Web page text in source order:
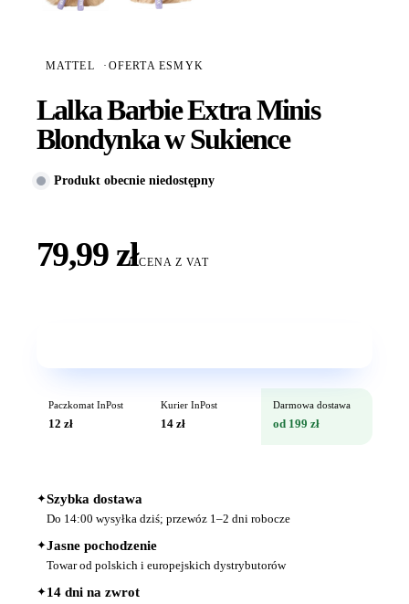
MATTEL · OFERTA ESMYK
Lalka Barbie Extra Minis
Blondynka w Sukience
Produkt obecnie niedostępny
79,99 złCENA Z VAT
Paczkomat InPost
12 zł
Kurier InPost
14 zł
Darmowa dostawa
od 199 zł
✦Szybka dostawa
Do 14:00 wysyłka dziś; przewóz 1–2 dni robocze
✦Jasne pochodzenie
Towar od polskich i europejskich dystrybutorów
✦14 dni na zwrot